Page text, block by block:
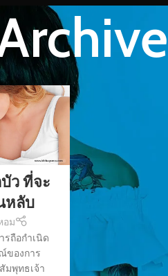
ว ที่จะ
หลับ
อม
ถือกำเนิด
ของการ
มพุทธเจ้า